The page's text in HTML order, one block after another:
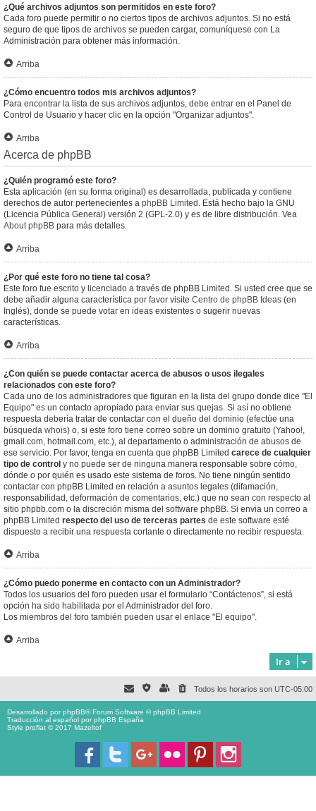
¿Qué archivos adjuntos son permitidos en este foro?
Cada foro puede permitir o no ciertos tipos de archivos adjuntos. Si no está
seguro de que tipos de archivos se pueden cargar, comuníquese con La
Administración para obtener más información.
Arriba
¿Cómo encuentro todos mis archivos adjuntos?
Para encontrar la lista de sus archivos adjuntos, debe entrar en el Panel de
Control de Usuario y hacer clic en la opción "Organizar adjuntos".
Arriba
Acerca de phpBB
¿Quién programó este foro?
Esta aplicación (en su forma original) es desarrollada, publicada y contiene
derechos de autor pertenecientes a phpBB Limited . Está hecho bajo la GNU
(Licencia Pública General) versión 2 (GPL-2.0) y es de libre distribución. Vea
About phpBB para más detalles.
Arriba
¿Por qué este foro no tiene tal cosa?
Este foro fue escrito y licenciado a través de phpBB Limited. Si usted cree que se
debe añadir alguna característica por favor visite Centro de phpBB Ideas (en
Inglés), donde se puede votar en ideas existentes o sugerir nuevas
características.
Arriba
¿Con quién se puede contactar acerca de abusos o usos ilegales
relacionados con este foro?
Cada uno de los administradores que figuran en la lista del grupo donde dice "El
Equipo" es un contacto apropiado para enviar sus quejas. Si así no obtiene
respuesta debería tratar de contactar con el dueño del dominio (efectúe una
búsqueda whois) o, si este foro tiene correo sobre un dominio gratuito (Yahoo!,
gmail.com, hotmail.com, etc.), al departamento o administración de abusos de
ese servicio. Por favor, tenga en cuenta que phpBB Limited carece de cualquier
tipo de control y no puede ser de ninguna manera responsable sobre cómo,
dónde o por quién es usado este sistema de foros. No tiene ningún sentido
contactar con phpBB Limited en relación a asuntos legales (difamación,
responsabilidad, deformación de comentarios, etc.) que no sean con respecto al
sitio phpbb.com o la discreción misma del software phpBB. Si envia un correo a
phpBB Limited respecto del uso de terceras partes de este software esté
dispuesto a recibir una respuesta cortante o directamente no recibir respuesta.
Arriba
¿Cómo puedo ponerme en contacto con un Administrador?
Todos los usuarios del foro pueden usar el formulario “Contáctenos”, si está
opción ha sido habilitada por el Administrador del foro.
Los miembros del foro también pueden usar el enlace "El equipo".
Arriba
Ir a
Todos los horarios son UTC-05:00
Desarrollado porphpBB® Forum Software © phpBB Limited
Traducción al español porphpBB España
Style proflat © 2017 Mazeltof